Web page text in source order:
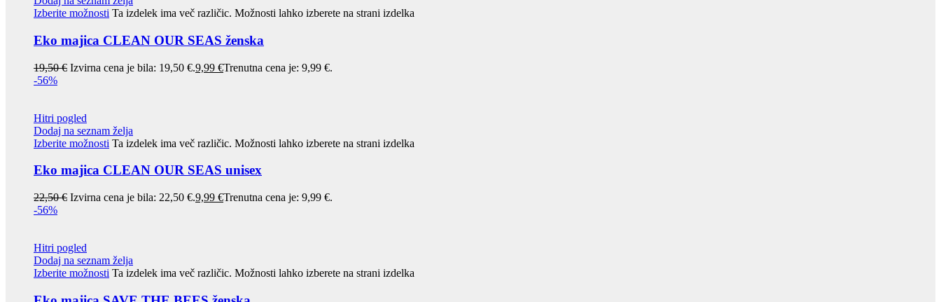
Izberite možnosti Ta izdelek ima več različic. Možnosti lahko izberete na strani izdelka
Eko majica CLEAN OUR SEAS ženska
19,50€ Izvirna cena je bila: 19,50 €.9,99 €Trenutna cena je: 9,99 €.
-56%
Hitri pogled
Dodaj na seznam želja
Izberite možnosti Ta izdelek ima več različic. Možnosti lahko izberete na strani izdelka
Eko majica CLEAN OUR SEAS unisex
22,50€ Izvirna cena je bila: 22,50 €.9,99 €Trenutna cena je: 9,99 €.
-56%
Hitri pogled
Dodaj na seznam želja
Izberite možnosti Ta izdelek ima več različic. Možnosti lahko izberete na strani izdelka